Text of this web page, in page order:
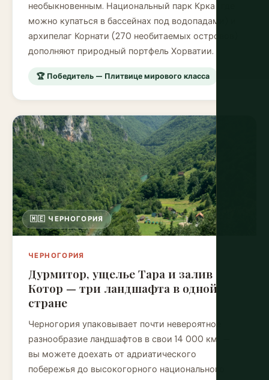
необыкновенным. Национальный парк Крка (где
можно купаться в бассейнах под водопадами) и
архипелаг Корнати (270 необитаемых островов)
дополняют природный портфель Хорватии.
🏆 Победитель — Плитвице мирового класса
🇲🇪 ЧЕРНОГОРИЯ
ЧЕРНОГОРИЯ
Дурмитор, ущелье Тара и залив
Котор — три ландшафта в одной
стране
Черногория упаковывает почти невероятное
разнообразие ландшафтов в свои 14 000 км² —
вы можете доехать от адриатического
побережья до высокогорного национального